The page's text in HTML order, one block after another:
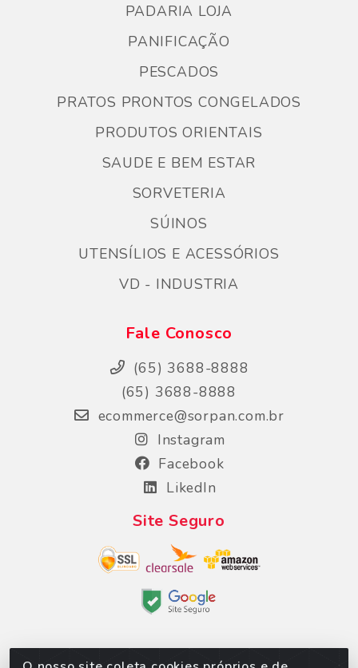
PADARIA LOJA
PANIFICAÇÃO
PESCADOS
PRATOS PRONTOS CONGELADOS
PRODUTOS ORIENTAIS
SAUDE E BEM ESTAR
SORVETERIA
SÚINOS
UTENSÍLIOS E ACESSÓRIOS
VD - INDUSTRIA
Fale Conosco
(65) 3688-8888
(65) 3688-8888
ecommerce@sorpan.com.br
Instagram
Facebook
LikedIn
Site Seguro